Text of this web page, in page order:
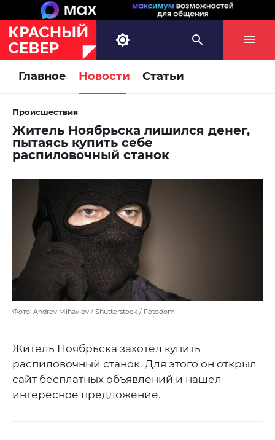
Главное Новости Статьи
Происшествия
Житель Ноябрьска лишился денег,
пытаясь купить себе
распиловочный станок
Фото: Andrey Mihaylov / Shutterstock / Fotodom
Житель Ноябрьска захотел купить
распиловочный станок. Для этого он открыл
сайт бесплатных объявлений и нашел
интересное предложение.